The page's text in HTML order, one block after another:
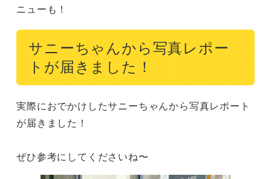
ニューも！
サニーちゃんから写真レポー
トが届きました！
実際におでかけしたサニーちゃんから写真レポート
が届きました！
ぜひ参考にしてくださいね〜